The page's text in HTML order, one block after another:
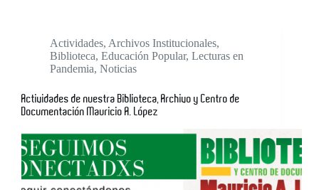
Actividades, Archivos Institucionales,
Biblioteca, Educación Popular, Lecturas en
Pandemia, Noticias
Actividades de nuestra Biblioteca, Archivo y Centro de
Documentación Mauricio A. López